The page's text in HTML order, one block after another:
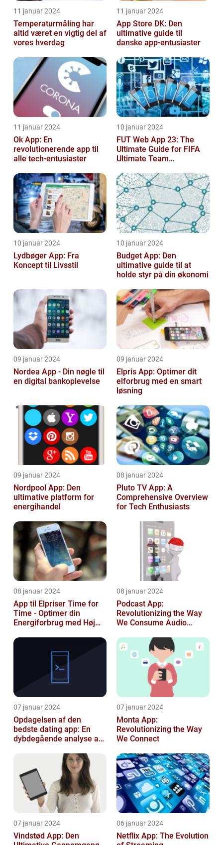
11 januar 2024
Temperaturmåling har
altid været en vigtig del af
vores hverdag
11 januar 2024
App Store DK: Den
ultimative guide til
danske app-entusiaster
11 januar 2024
Ok App: En
revolutionerende app til
alle tech-entusiaster
10 januar 2024
FUT Web App 23: The
Ultimate Guide for FIFA
Ultimate Team
10 januar 2024
Lydbøger App: Fra
Koncept til Livsstil
10 januar 2024
Budget App: Den
ultimative guide til at
holde styr på din økonomi
09 januar 2024
Nordea App - Din nøgle til
en digital bankoplevelse
09 januar 2024
Elpris App: Optimer dit
elforbrug med en smart
løsning
09 januar 2024
Nordpool App: Den
ultimative platform for
energihandel
08 januar 2024
Pluto TV App: A
Comprehensive Overview
for Tech Enthusiasts
08 januar 2024
App til Elpriser Time for
Time - Optimer din
Energiforbrug med Høj
08 januar 2024
Podcast App:
Revolutionizing the Way
We Consume Audio
07 januar 2024
Opdagelsen af den
bedste dating app: En
dybdegående analyse af
07 januar 2024
Monta App:
Revolutionizing the Way
We Connect
07 januar 2024
Vindstød App: Den
06 januar 2024
Netflix App: The Evolution